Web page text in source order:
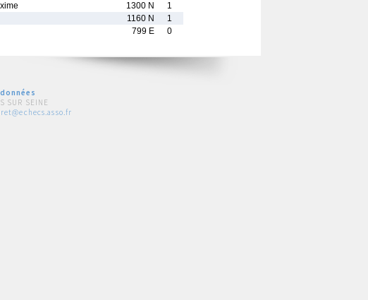
1300 N
1
1160 N
1
799 E 0
SUR SEINE